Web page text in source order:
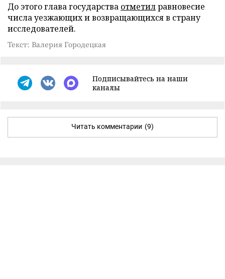
До этого глава государства отметилравновесие
числа уезжающих и возвращающихся в страну
исследователей.
Текст: Валерия Городецкая
Подписывайтесь на наши
каналы
Читать комментарии (9)